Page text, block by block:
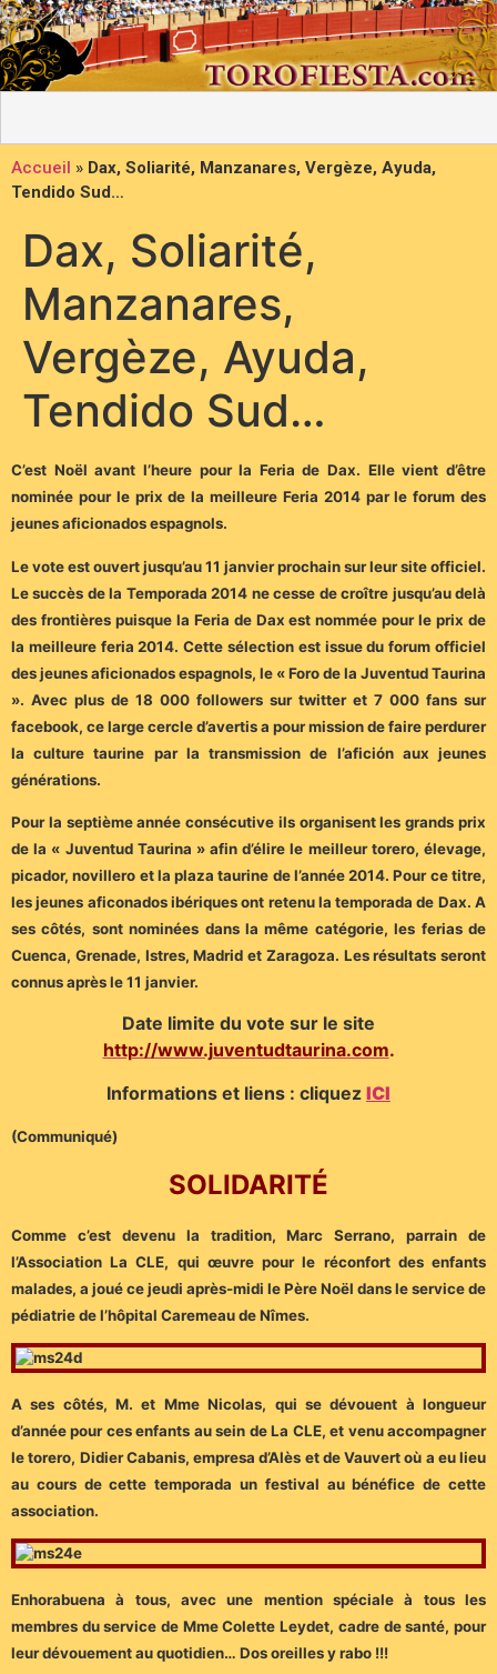
Accueil » Dax, Soliarité, Manzanares, Vergèze, Ayuda,
Tendido Sud…
Dax, Soliarité,
Manzanares,
Vergèze, Ayuda,
Tendido Sud…
C’est Noël avant l’heure pour la Feria de Dax. Elle vient d’être
nominée pour le prix de la meilleure Feria 2014 par le forum des
jeunes aficionados espagnols.
Le vote est ouvert jusqu’au 11 janvier prochain sur leur site officiel.
Le succès de la Temporada 2014 ne cesse de croître jusqu’au delà
des frontières puisque la Feria de Dax est nommée pour le prix de
la meilleure feria 2014. Cette sélection est issue du forum officiel
des jeunes aficionados espagnols, le « Foro de la Juventud Taurina
». Avec plus de 18 000 followers sur twitter et 7 000 fans sur
facebook, ce large cercle d’avertis a pour mission de faire perdurer
la culture taurine par la transmission de l’afición aux jeunes
générations.
Pour la septième année consécutive ils organisent les grands prix
de la « Juventud Taurina » afin d’élire le meilleur torero, élevage,
picador, novillero et la plaza taurine de l’année 2014. Pour ce titre,
les jeunes aficonados ibériques ont retenu la temporada de Dax. A
ses côtés, sont nominées dans la même catégorie, les ferias de
Cuenca, Grenade, Istres, Madrid et Zaragoza. Les résultats seront
connus après le 11 janvier.
Date limite du vote sur le site
http://www.juventudtaurina.com.
Informations et liens : cliquez ICI
(Communiqué)
SOLIDARITÉ
Comme c’est devenu la tradition, Marc Serrano, parrain de
l’Association La CLE, qui œuvre pour le réconfort des enfants
malades, a joué ce jeudi après-midi le Père Noël dans le service de
pédiatrie de l’hôpital Caremeau de Nîmes.
A ses côtés, M. et Mme Nicolas, qui se dévouent à longueur
d’année pour ces enfants au sein de La CLE, et venu accompagner
le torero, Didier Cabanis, empresa d’Alès et de Vauvert où a eu lieu
au cours de cette temporada un festival au bénéfice de cette
association.
Enhorabuena à tous, avec une mention spéciale à tous les
membres du service de Mme Colette Leydet, cadre de santé, pour
leur dévouement au quotidien… Dos oreilles y rabo !!!